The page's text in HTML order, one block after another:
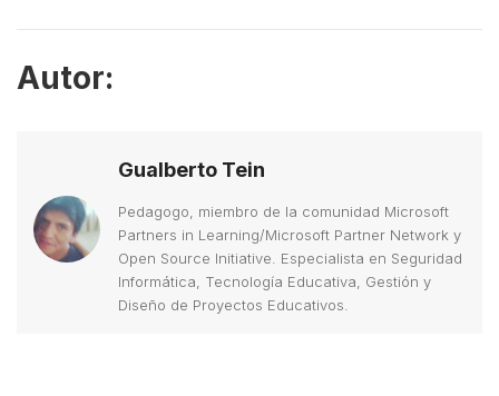
Autor:
Gualberto Tein
Pedagogo, miembro de la comunidad Microsoft
Partners in Learning/Microsoft Partner Network y
Open Source Initiative. Especialista en Seguridad
Informática, Tecnología Educativa, Gestión y
Diseño de Proyectos Educativos.